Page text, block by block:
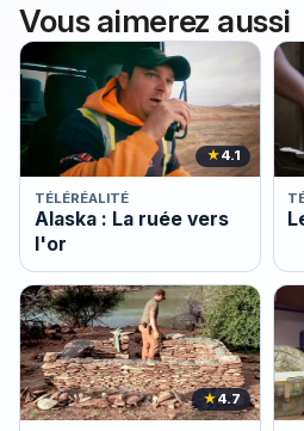
Vous aimerez aussi
★4.1
TÉLÉRÉALITÉ
Alaska : La ruée vers
l'or
★4.7